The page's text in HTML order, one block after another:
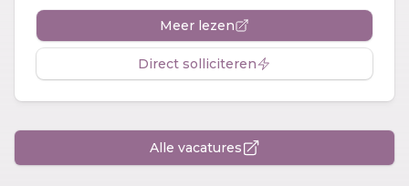
Meer lezen
Direct solliciteren
Alle vacatures